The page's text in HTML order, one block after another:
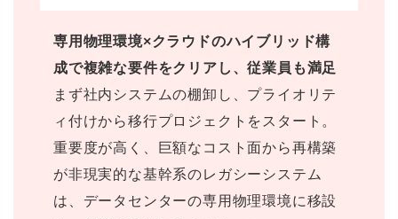
専用物理環境×クラウドのハイブリッド構
成で複雑な要件をクリアし、従業員も満足
まず社内システムの棚卸し、プライオリテ
ィ付けから移行プロジェクトをスタート。
重要度が高く、巨額なコスト面から再構築
が非現実的な基幹系のレガシーシステム
は、データセンターの専用物理環境に移設